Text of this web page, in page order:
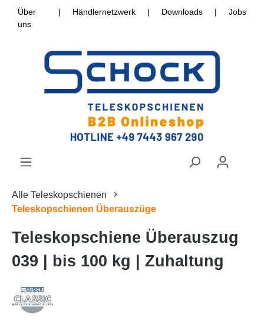
Über
uns
| Händlernetzwerk | Downloads | Jobs
Alle Teleskopschienen
Teleskopschienen Überauszüge
Teleskopschiene Überauszug
039 | bis 100 kg | Zuhaltung